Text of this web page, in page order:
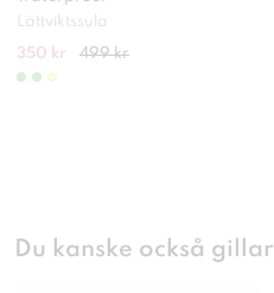
Lättviktssula
350 kr 499 kr
Du kanske också gillar